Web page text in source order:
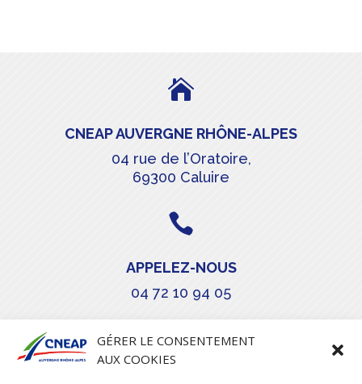
GÉRER LE CONSENTEMENT
AUX COOKIES

CNEAP AUVERGNE RHÔNE-ALPES
04 rue de l’Oratoire,
69300 Caluire

APPELEZ-NOUS
04 72 10 94 05
